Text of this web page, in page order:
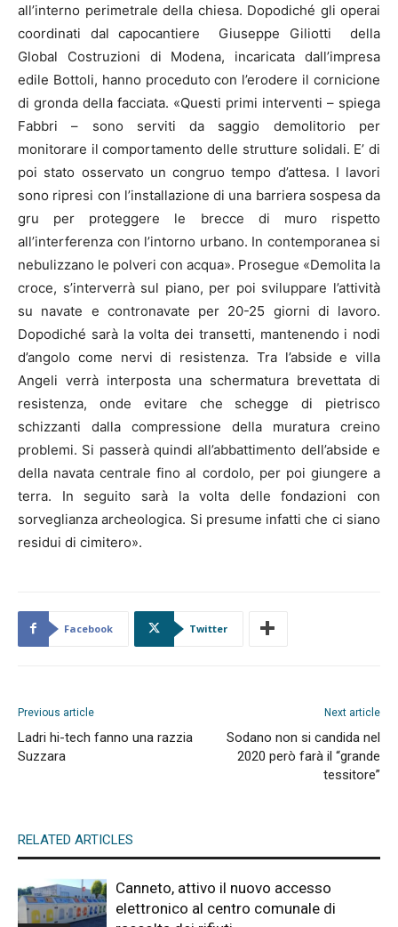
all’interno perimetrale della chiesa. Dopodiché gli operai
coordinati dal capocantiere Giuseppe Giliotti della
Global Costruzioni di Modena, incaricata dall’impresa
edile Bottoli, hanno proceduto con l’erodere il cornicione
di gronda della facciata. «Questi primi interventi – spiega
Fabbri – sono serviti da saggio demolitorio per
monitorare il comportamento delle strutture solidali. E’ di
poi stato osservato un congruo tempo d’attesa. I lavori
sono ripresi con l’installazione di una barriera sospesa da
gru per proteggere le brecce di muro rispetto
all’interferenza con l’intorno urbano. In contemporanea si
nebulizzano le polveri con acqua». Prosegue «Demolita la
croce, s’interverrà sul piano, per poi sviluppare l’attività
su navate e contronavate per 20-25 giorni di lavoro.
Dopodiché sarà la volta dei transetti, mantenendo i nodi
d’angolo come nervi di resistenza. Tra l’abside e villa
Angeli verrà interposta una schermatura brevettata di
resistenza, onde evitare che schegge di pietrisco
schizzanti dalla compressione della muratura creino
problemi. Si passerà quindi all’abbattimento dell’abside e
della navata centrale fino al cordolo, per poi giungere a
terra. In seguito sarà la volta delle fondazioni con
sorveglianza archeologica. Si presume infatti che ci siano
residui di cimitero».
Facebook Twitter
Previous article
Ladri hi-tech fanno una razzia
Suzzara
Next article
Sodano non si candida nel
2020 però farà il “grande
tessitore”
RELATED ARTICLES
Canneto, attivo il nuovo accesso
elettronico al centro comunale di